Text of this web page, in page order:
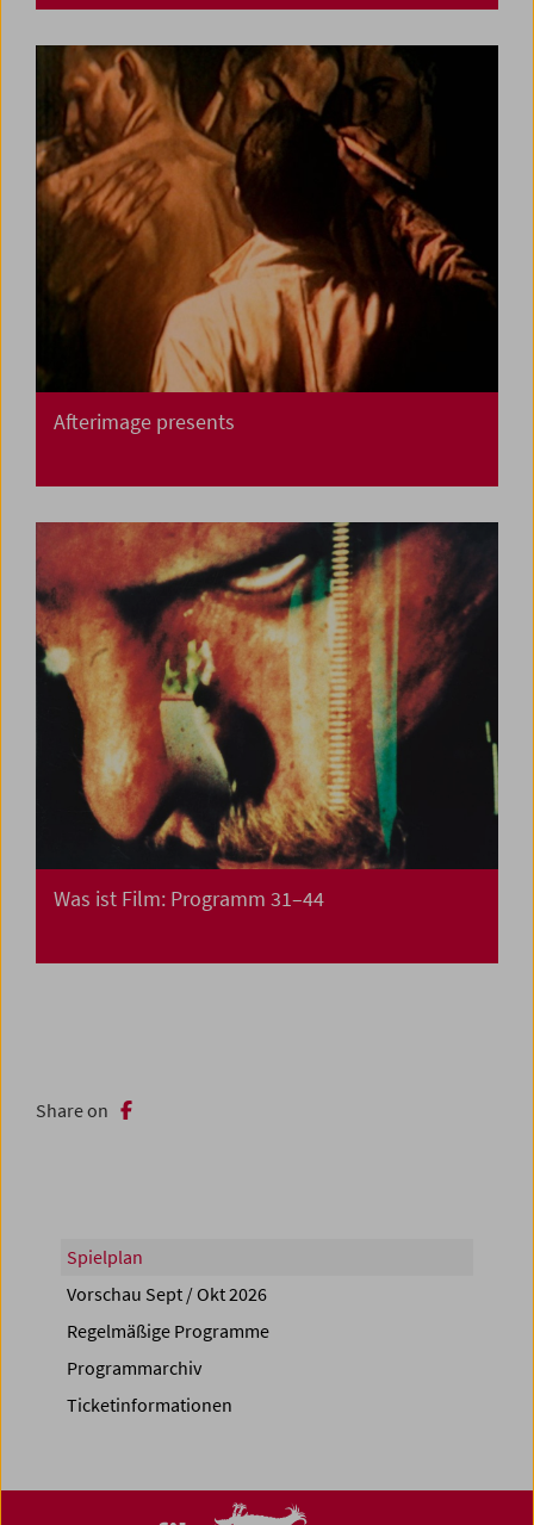
Afterimage presents
Was ist Film: Programm 31–44
Share on
Spielplan
Vorschau Sept / Okt 2026
Regelmäßige Programme
Programmarchiv
Ticketinformationen